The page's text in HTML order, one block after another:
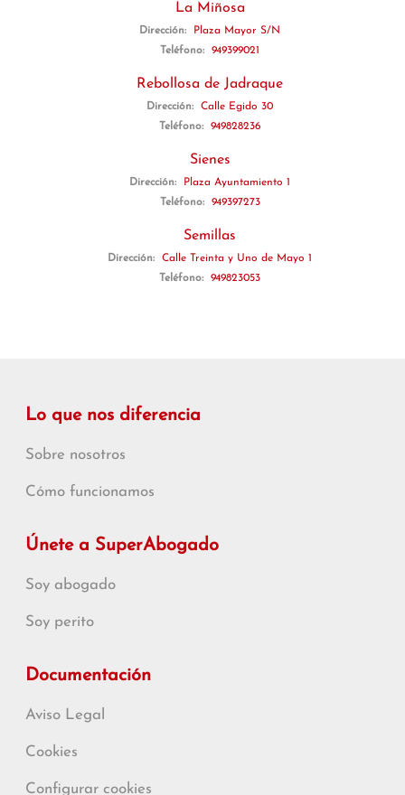
La Miñosa
Dirección:
Plaza Mayor S/N
Teléfono:
949399021
Rebollosa de Jadraque
Dirección:
Calle Egido 30
Teléfono:
949828236
Sienes
Dirección:
Plaza Ayuntamiento 1
Teléfono:
949397273
Semillas
Dirección:
Calle Treinta y Uno de Mayo 1
Teléfono:
949823053
Lo que nos diferencia
Sobre nosotros
Cómo funcionamos
Únete a SuperAbogado
Soy abogado
Soy perito
Documentación
Aviso Legal
Cookies
Configurar cookies